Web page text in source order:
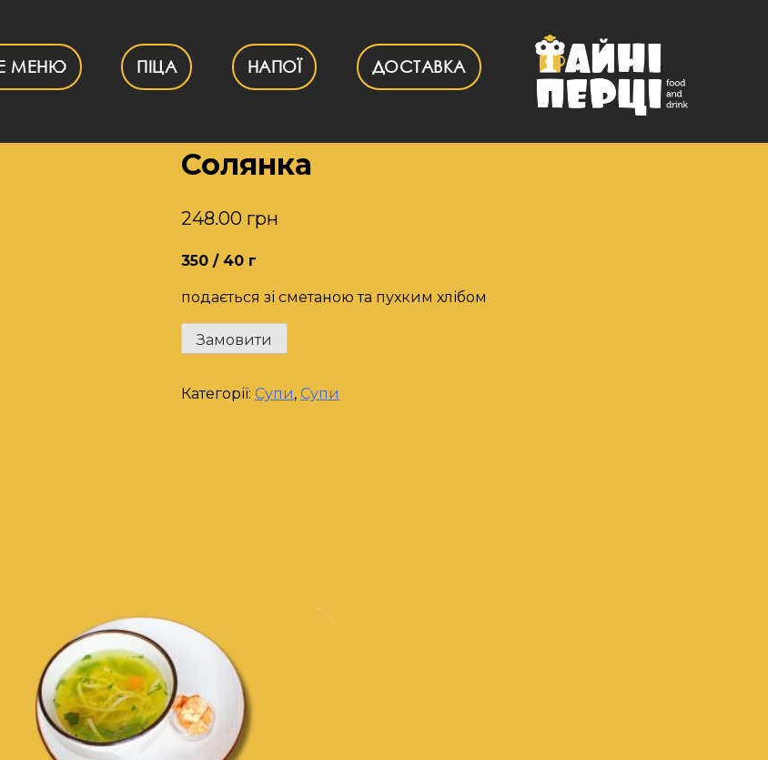
МЕНЮ ПІЦА НАПОЇ ДОСТАВКА
Солянка
248.00грн
350 / 40 г
подається зі сметаною та пухким хлібом
Солянка
кількість
Замовити
Категорії: Супи, Супи